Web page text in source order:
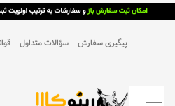
پیگیری سفارش سؤالات متداول